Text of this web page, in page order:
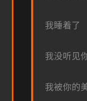
我睡着了
我没听见
我被你的